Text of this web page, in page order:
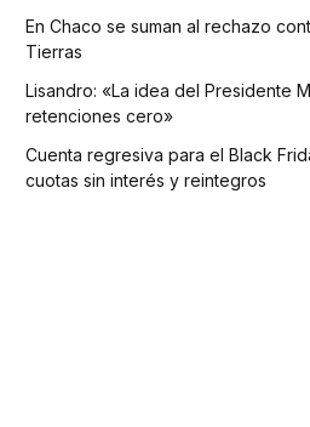
En Chaco se suman al rechazo
Tierras
Lisandro: «La idea del Presidente
retenciones cero»
Cuenta regresiva para el Black
cuotas sin interés y reintegros